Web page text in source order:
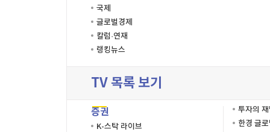
국제
글로벌경제
칼럼·연재
랭킹뉴스
TV 목록 보기
증권
K-스탁 라이브
투자의
한경 글